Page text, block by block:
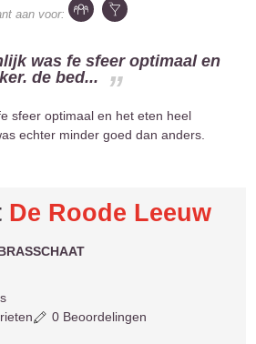
aan voor:
was fe sfeer optimaal en
de bed...
sfeer optimaal en het eten heel
echter minder goed dan anders.
De Roode Leeuw
0 Beoordelingen